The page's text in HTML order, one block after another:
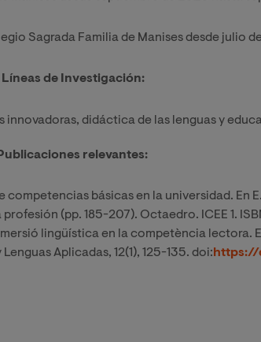
Sagrada Familia de Manises desde julio
Líneas de Investigación:
didáctica de las lenguas y
relevantes:
básicas en la universidad. En
(pp. 185-207). Octaedro. ICEE 1.
lingüística en la competència lectora.
Aplicadas, 12(1), 125-135. doi:https://